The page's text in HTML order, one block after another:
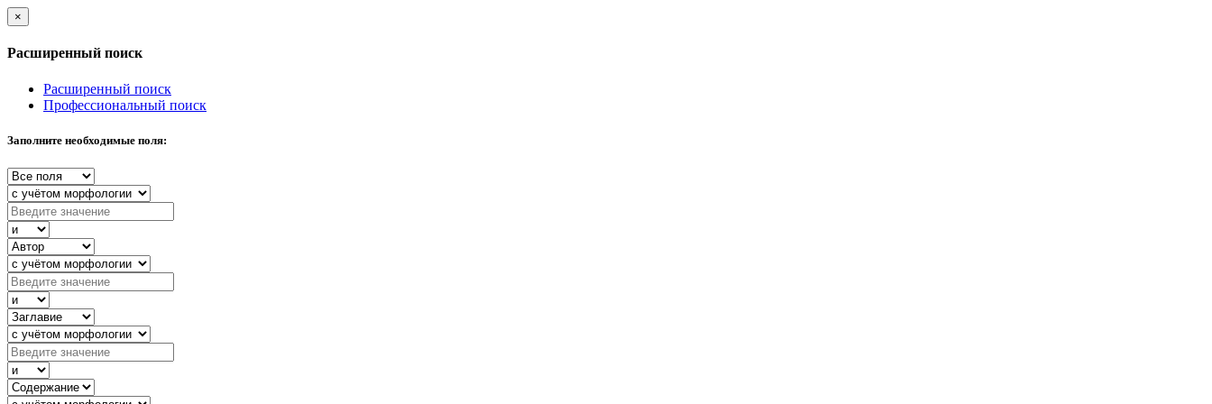
×
Расширенный поиск
Расширенный поиск
Профессиональный поиск
Заполните необходимые поля: